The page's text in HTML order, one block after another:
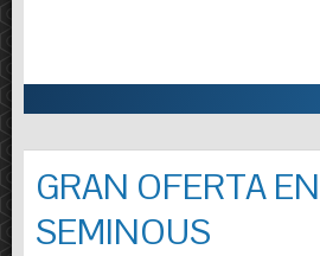
GRAN OFERTA
SEMINOUS